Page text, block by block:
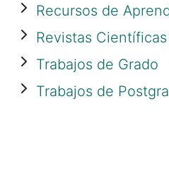
Recursos de
Revistas Científicas
Trabajos de Grado
Trabajos de